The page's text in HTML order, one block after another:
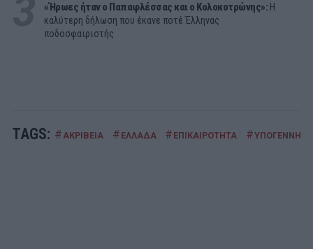
«Ήρωες ήταν ο Παπαφλέσσας και ο Κολοκοτρώνης»: Η
καλύτερη δήλωση που έκανε ποτέ Έλληνας
ποδοσφαιριστής
TAGS: # ΑΚΡΙΒΕΙΑ # ΕΛΛΑΔΑ # ΕΠΙΚΑΙΡΟΤΗΤΑ #